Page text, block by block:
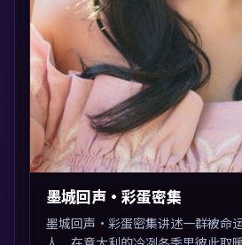
墨城回声·彩蛋密集
墨城回声·彩蛋密集讲述一群被命